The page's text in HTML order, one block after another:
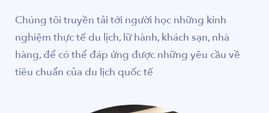
Chúng tôi truyền tải tới người học những kinh
nghiệm thực tế du lịch, lữ hành, khách sạn, nhà
hàng, để có thể đáp ứng được những yêu cầu về
tiêu chuẩn của du lịch quốc tế